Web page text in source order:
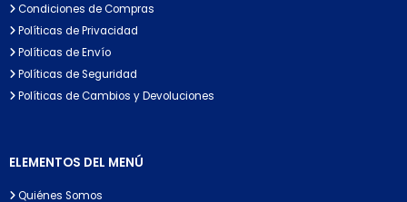
Condiciones de Compras
Políticas de Privacidad
Políticas de Envío
Políticas de Seguridad
Políticas de Cambios y Devoluciones
ELEMENTOS DEL MENÚ
Quiénes Somos